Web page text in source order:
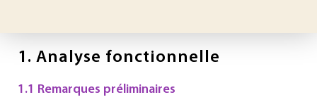
1. Analyse fonctionnelle
1.1 Remarques préliminaires